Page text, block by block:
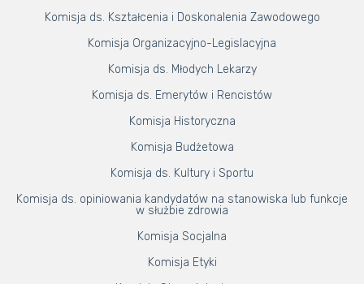
Komisja ds. Kształcenia i Doskonalenia Zawodowego
Komisja Organizacyjno-Legislacyjna
Komisja ds. Młodych Lekarzy
Komisja ds. Emerytów i Rencistów
Komisja Historyczna
Komisja Budżetowa
Komisja ds. Kultury i Sportu
Komisja ds. opiniowania kandydatów na stanowiska lub funkcje
w służbie zdrowia
Komisja Socjalna
Komisja Etyki